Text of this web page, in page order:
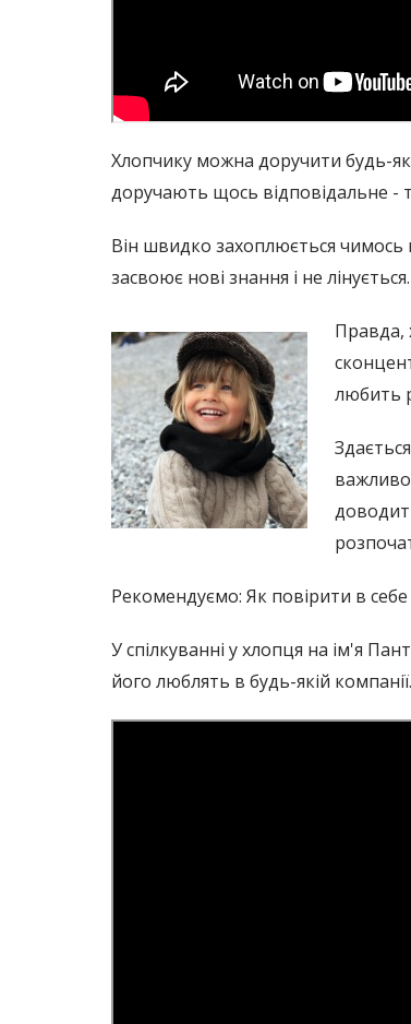
Хлопчику можна доручити будь-
доручають щось відповідальне -
Він швидко захоплюється чимось
засвоює нові знання і не лінується.
Правда,
любить
Рекомендуємо: Як повірити в себе
У спілкуванні у хлопця на ім'я
його люблять в будь-якій